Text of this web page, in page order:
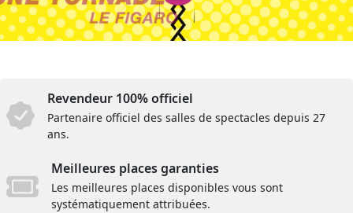
Revendeur 100% officiel
Partenaire officiel des salles de spectacles depuis 27
ans.
Meilleures places garanties
Les meilleures places disponibles vous sont
systématiquement attribuées.